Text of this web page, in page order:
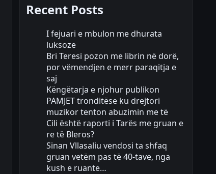
Recent Posts
I fejuari e mbulon me dhurata
luksoze
Bri Teresi pozon me librin në dorë,
por vëmendjen e merr paraqitja e
saj
Këngëtarja e njohur publikon
PAMJET tronditëse ku drejtori
muzikor tenton abuzimin me të
Cili është raporti i Tarës me gruan e
re të Bleros?
Sinan Vllasaliu vendosi ta shfaq
gruan vetëm pas të 40-tave, nga
kush e ruante…